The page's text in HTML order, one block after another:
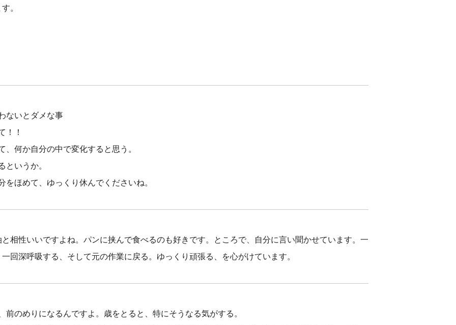
。
ないとダメな事
！！
何か自分の中で変化すると思う。
というか。
をほめて、ゆっくり休んでくださいね。
相性いいですよね。パンに挟んで食べるのも好きです。ところで、自分に言い聞かせています。一
回深呼吸する、そして元の作業に戻る。ゆっくり頑張る、を心がけています。
前のめりになるんですよ。歳をとると、特にそうなる気がする。